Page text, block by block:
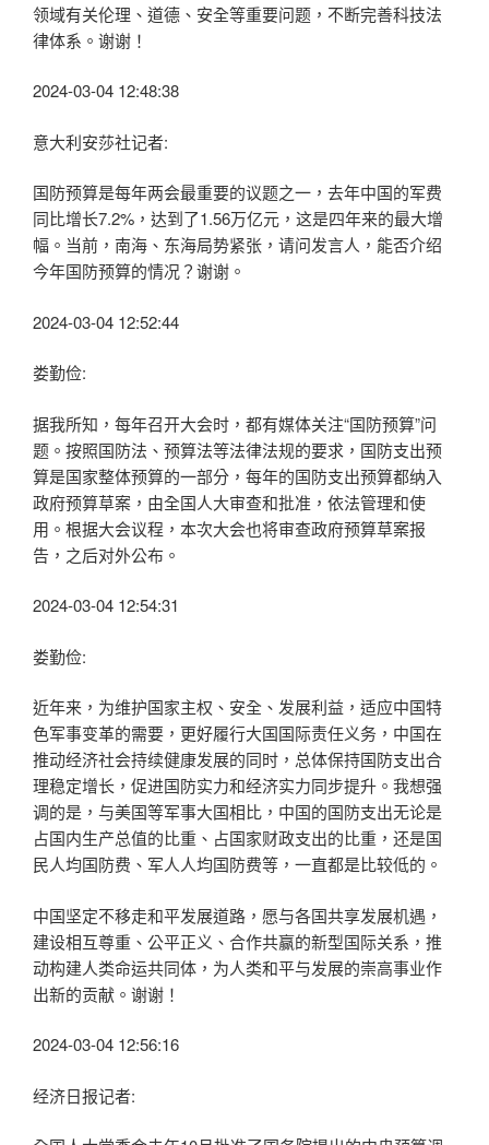
领域有关伦理、道德、安全等重要问题，不断完善科技法
律体系。谢谢！
2024-03-04 12:48:38
意大利安莎社记者:
国防预算是每年两会最重要的议题之一，去年中国的军费
同比增长7.2%，达到了1.56万亿元，这是四年来的最大增
幅。当前，南海、东海局势紧张，请问发言人，能否介绍
今年国防预算的情况？谢谢。
2024-03-04 12:52:44
娄勤俭:
据我所知，每年召开大会时，都有媒体关注“国防预算”问
题。按照国防法、预算法等法律法规的要求，国防支出预
算是国家整体预算的一部分，每年的国防支出预算都纳入
政府预算草案，由全国人大审查和批准，依法管理和使
用。根据大会议程，本次大会也将审查政府预算草案报
告，之后对外公布。
2024-03-04 12:54:31
娄勤俭:
近年来，为维护国家主权、安全、发展利益，适应中国特
色军事变革的需要，更好履行大国国际责任义务，中国在
推动经济社会持续健康发展的同时，总体保持国防支出合
理稳定增长，促进国防实力和经济实力同步提升。我想强
调的是，与美国等军事大国相比，中国的国防支出无论是
占国内生产总值的比重、占国家财政支出的比重，还是国
民人均国防费、军人人均国防费等，一直都是比较低的。
中国坚定不移走和平发展道路，愿与各国共享发展机遇，
建设相互尊重、公平正义、合作共赢的新型国际关系，推
动构建人类命运共同体，为人类和平与发展的崇高事业作
出新的贡献。谢谢！
2024-03-04 12:56:16
经济日报记者: